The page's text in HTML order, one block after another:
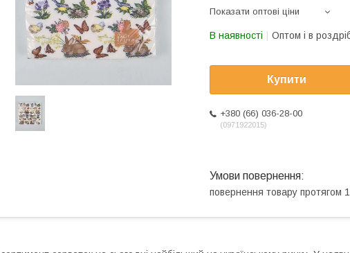
Показати оптові ціни
В наявності Оптом і в
Купити
+380 (66) 036-28-00
0971922015
повернення товару протягом